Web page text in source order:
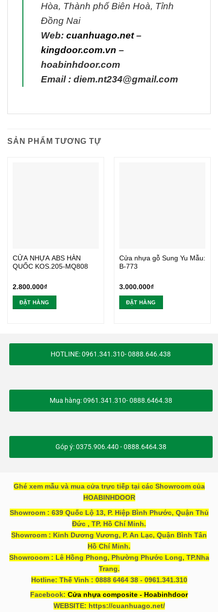
Hòa, Thành phố Biên Hoà, Tỉnh
Đồng Nai
Web: cuanhuago.net–
kingdoor.com.vn –
hoabinhdoor.com
Email : diem.nt234@gmail.com
SẢN PHẨM TƯƠNG TỰ
CỬA NHỰA ABS HÀN
QUỐC KOS.205-MQ808
2.800.000₫
ĐẶT HÀNG
Cửa nhựa gỗ Sung Yu Mẫu:
B-773
3.000.000₫
ĐẶT HÀNG
HOTLINE: 0961.341.310- 0888.646.438
Mua hàng: 0961.341.310- 0888.6464.38
Góp ý: 0375.906.440 - 0888.6464.38
Ghé xem mẫu và mua cửa trực tiếp tại các Showroom của
HOABINHDOOR
Showroom : 639 Quốc Lộ 13, P. Hiệp Bình Phước, Quận Thủ
Đức , TP. Hồ Chí Minh.
Showroom : Kinh Dương Vương, P. An Lạc, Quận Bình Tân
Hồ Chí Minh.
Showrooom : Lê Hồng Phong, Phường Phước Long, TP.Nha
Trang.
Hotline: Thế Vinh : 0888 6464 38 - 0961.341.310
Facebook: Cửa nhựa composite - Hoabinhdoor
WEBSITE: https://cuanhuago.net/